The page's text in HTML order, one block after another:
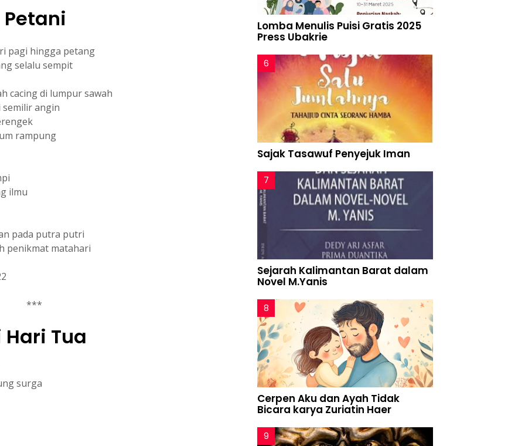
pagi hingga petang
selalu sempit
cacing di lumpur sawah
angin
rampung
ilmu
pada putra putri
penikmat matahari
***
Tua
surga
Lomba Menulis Puisi Gratis 2025
Press Ubakrie
Sajak Tasawuf Penyejuk Iman
Sejarah Kalimantan Barat dalam
Novel M.Yanis
Cerpen Aku dan Ayah Tidak
Bicara karya Zuriatin Haer